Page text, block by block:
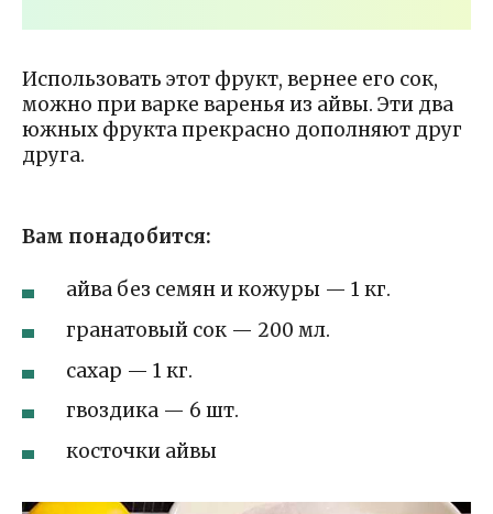
Использовать этот фрукт, вернее его сок,
можно при варке варенья из айвы. Эти два
южных фрукта прекрасно дополняют друг
друга.
Вам понадобится:
айва без семян и кожуры — 1 кг.
гранатовый сок — 200 мл.
сахар — 1 кг.
гвоздика — 6 шт.
косточки айвы